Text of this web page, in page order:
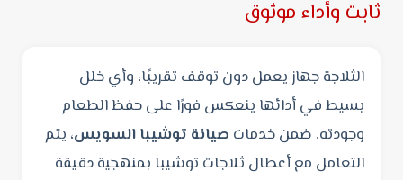
ثابت وأداء موثوق
الثلاجة جهاز يعمل دون توقف تقريبًا، وأي خلل
بسيط في أدائها ينعكس فورًا على حفظ الطعام
وجودته. ضمن خدمات صيانة توشيبا السويس، يتم
التعامل مع أعطال ثلاجات توشيبا بمنهجية دقيقة